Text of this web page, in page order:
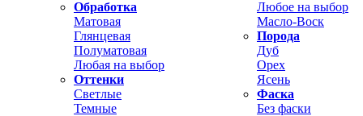
Обработка
Матовая
Глянцевая
Полуматовая
Любая на выбор
Оттенки
Светлые
Темные
Любое на выбор
Масло-Воск
Порода
Дуб
Орех
Ясень
Фаска
Без фаски